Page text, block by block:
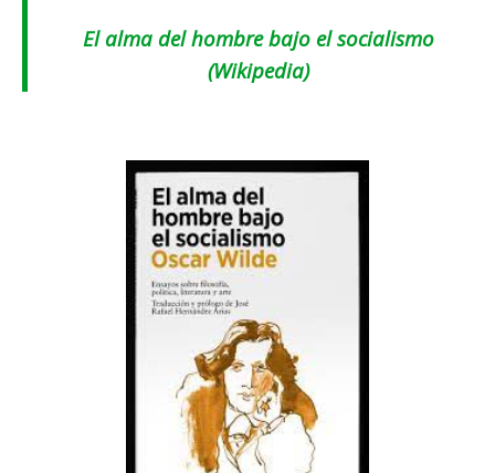
El alma del hombre bajo el socialismo
(Wikipedia)